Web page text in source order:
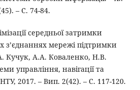
– С. 74-84.
середньої затримки
з’єднаннях мережі підтримки
Кучук, А.А. Коваленко, Н.В.
управління, навігації та
2017. – Вип. 2(42). – С. 117-120.